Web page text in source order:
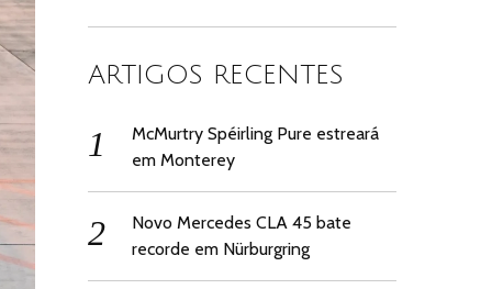
ARTIGOS RECENTES
McMurtry Spéirling Pure estreará
em Monterey
Novo Mercedes CLA 45 bate
recorde em Nürburgring